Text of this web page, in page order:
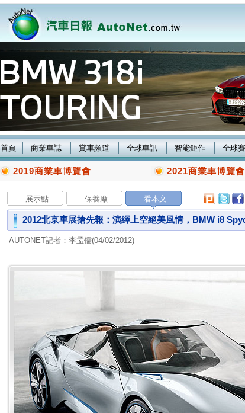
首頁 商業車誌 賞車頻道 全球車訊 智能鉅作 全球
2019商業車博覽會 2021商業車博覽會
展示點 保養廠 看本文
2012北京車展搶先報：演繹上空絕美風情，BMW i8
AUTONET記者：李孟儒(04/02/2012)